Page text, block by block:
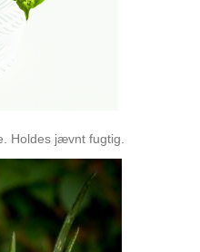
Holdes jævnt fugtig.